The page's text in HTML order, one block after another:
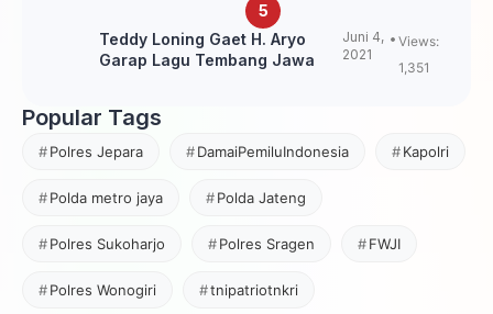
Teddy Loning Gaet H. Aryo
Garap Lagu Tembang Jawa
Juni 4,
2021
Views:
1,351
Popular Tags
Polres Jepara DamaiPemiluIndonesia Kapolri
Polda metro jaya Polda Jateng
Polres Sukoharjo Polres Sragen FWJI
Polres Wonogiri tnipatriotnkri